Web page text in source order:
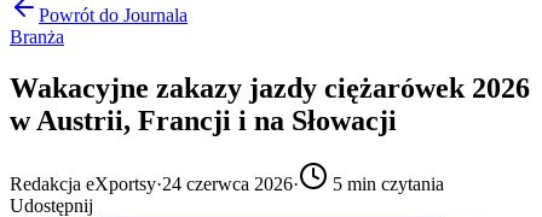
Powrót do Journala
Branża
Wakacyjne zakazy jazdy ciężarówek 2026
w Austrii, Francji i na Słowacji
Redakcja eXportsy·24 czerwca 2026· 5 min czytania
Udostępnij